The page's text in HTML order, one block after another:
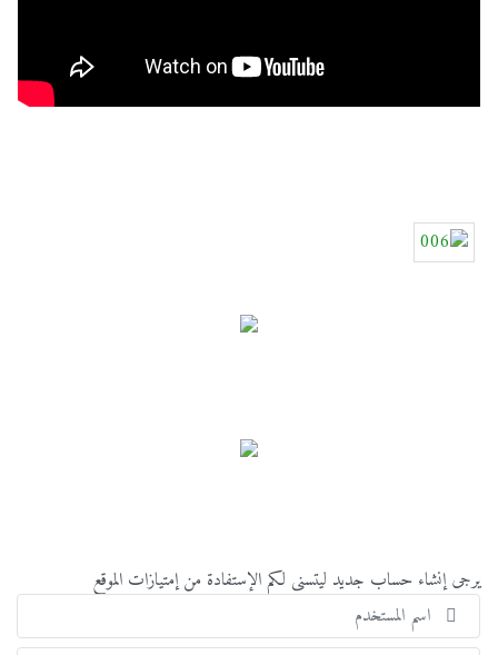
يرجى إنشاء حساب جديد ليتسنى لكم الإستفادة من إمتيازات الموقع
اسم